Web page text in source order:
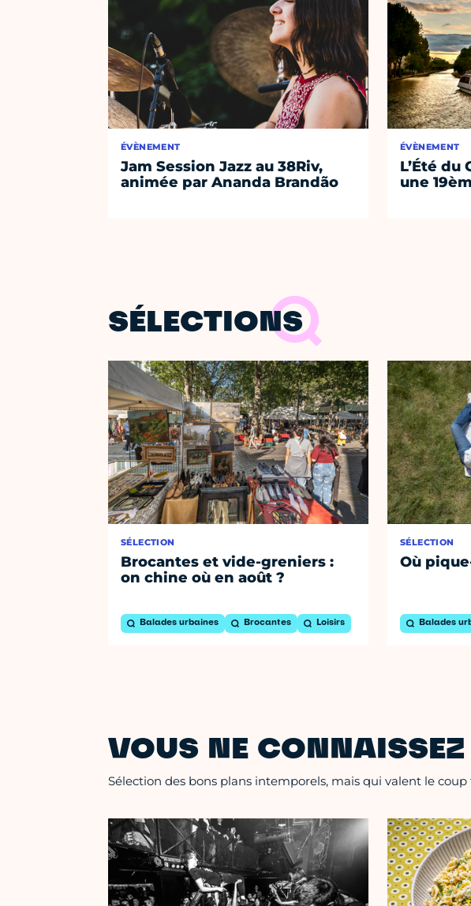
ÉVÈNEMENT
Jam Session Jazz au 38Riv,
animée par Ananda Brandão
ÉVÈNEMENT
L’Été
une
SÉLECTIONS
SÉLECTION
Brocantes et vide-greniers :
on chine où en août ?
Balades urbaines Brocantes Loisirs
SÉLECTION
Où
Balades
VOUS NE
Sélection des bons plans intemporels, mais qui valent le